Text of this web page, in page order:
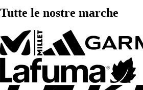
Tutte le nostre marche